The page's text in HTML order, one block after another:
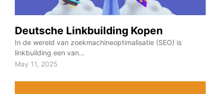
Deutsche Linkbuilding Kopen
In de wereld van zoekmachineoptimalisatie (SEO) is
linkbuilding een van…
May 11, 2025